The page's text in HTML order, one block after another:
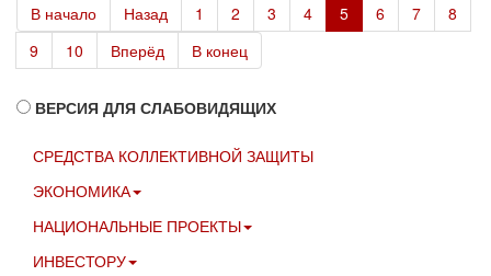
В начало Назад 1 2 3 4 5 6 7
8
9
10 Вперёд В конец
ВЕРСИЯ ДЛЯ СЛАБОВИДЯЩИХ
СРЕДСТВА КОЛЛЕКТИВНОЙ ЗАЩИТЫ
ЭКОНОМИКА
НАЦИОНАЛЬНЫЕ ПРОЕКТЫ
ИНВЕСТОРУ